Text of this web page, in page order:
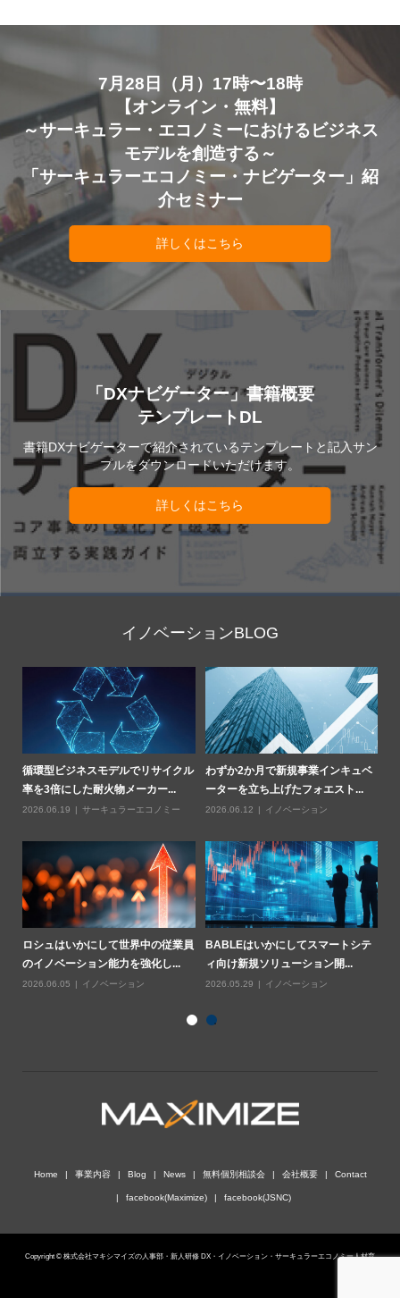
7月28日（月）17時〜18時
【オンライン・無料】
～サーキュラー・エコノミーにおけるビジネス
モデルを創造する～
「サーキュラーエコノミー・ナビゲーター」紹
介セミナー
詳しくはこちら
「DXナビゲーター」書籍概要
テンプレートDL
書籍DXナビゲーターで紹介されているテンプレートと記入サン
プルをダウンロードいただけます。
詳しくはこちら
イノベーションBLOG
循環型ビジネスモデルでリサイクル
率を3倍にした耐火物メーカー...
2026.06.19 サーキュラーエコノミー
わずか2か月で新規事業インキュベ
ーターを立ち上げたフォエスト...
2026.06.12 イノベーション
ロシュはいかにして世界中の従業員
のイノベーション能力を強化し...
2026.06.05 イノベーション
BABLEはいかにしてスマートシテ
ィ向け新規ソリューション開...
2026.05.29 イノベーション
Home 事業内容 Blog News 無料個別相談会 会社概要 Contact
facebook(Maximize) facebook(JSNC)
Copyright © 株式会社マキシマイズの人事部・新人研修 DX・イノベーション・サーキュラーエコノミー人材育